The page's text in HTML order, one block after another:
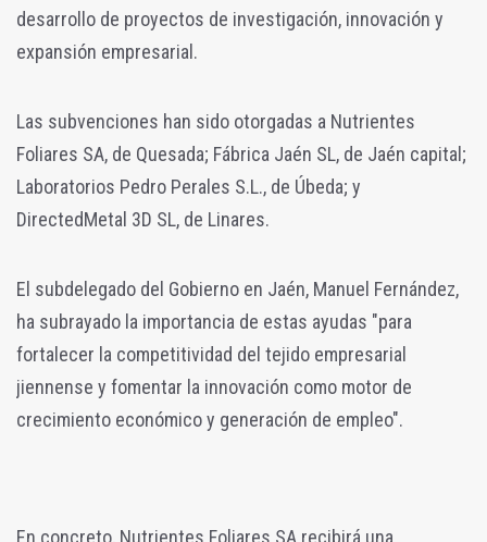
desarrollo de proyectos de investigación, innovación y
expansión empresarial.
Las subvenciones han sido otorgadas a Nutrientes
Foliares SA, de Quesada; Fábrica Jaén SL, de Jaén capital;
Laboratorios Pedro Perales S.L., de Úbeda; y
DirectedMetal 3D SL, de Linares.
El subdelegado del Gobierno en Jaén, Manuel Fernández,
ha subrayado la importancia de estas ayudas "para
fortalecer la competitividad del tejido empresarial
jiennense y fomentar la innovación como motor de
crecimiento económico y generación de empleo".